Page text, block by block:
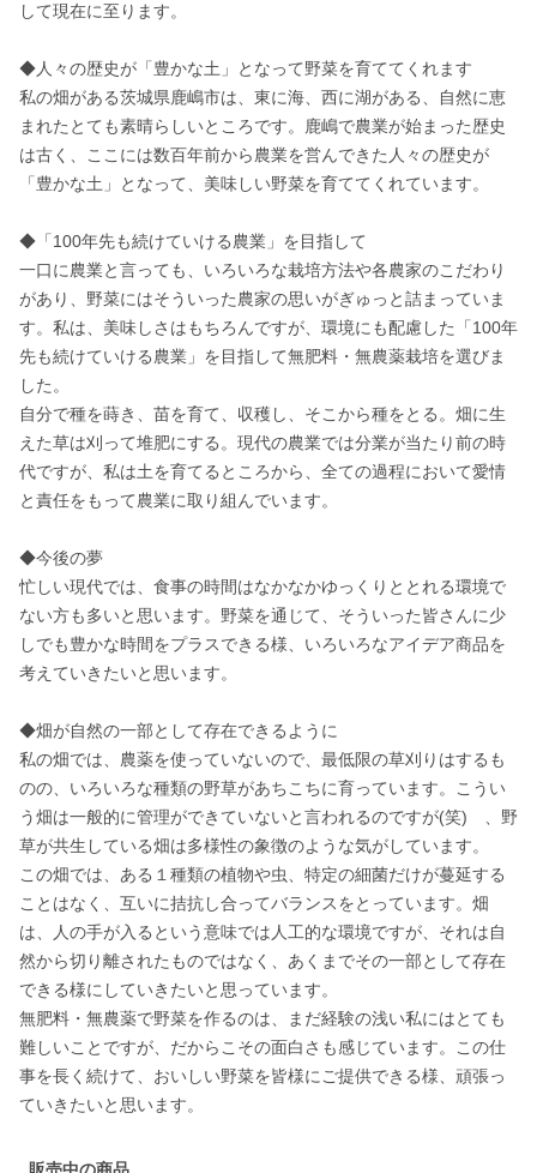
して現在に至ります。
◆人々の歴史が「豊かな土」となって野菜を育ててくれます
私の畑がある茨城県鹿嶋市は、東に海、西に湖がある、自然に恵
まれたとても素晴らしいところです。鹿嶋で農業が始まった歴史
は古く、ここには数百年前から農業を営んできた人々の歴史が
「豊かな土」となって、美味しい野菜を育ててくれています。
◆「100年先も続けていける農業」を目指して
一口に農業と言っても、いろいろな栽培方法や各農家のこだわり
があり、野菜にはそういった農家の思いがぎゅっと詰まっていま
す。私は、美味しさはもちろんですが、環境にも配慮した「100年
先も続けていける農業」を目指して無肥料・無農薬栽培を選びま
した。
自分で種を蒔き、苗を育て、収穫し、そこから種をとる。畑に生
えた草は刈って堆肥にする。現代の農業では分業が当たり前の時
代ですが、私は土を育てるところから、全ての過程において愛情
と責任をもって農業に取り組んでいます。
◆今後の夢
忙しい現代では、食事の時間はなかなかゆっくりととれる環境で
ない方も多いと思います。野菜を通じて、そういった皆さんに少
しでも豊かな時間をプラスできる様、いろいろなアイデア商品を
考えていきたいと思います。
◆畑が自然の一部として存在できるように
私の畑では、農薬を使っていないので、最低限の草刈りはするも
のの、いろいろな種類の野草があちこちに育っています。こうい
う畑は一般的に管理ができていないと言われるのですが(笑)　、野
草が共生している畑は多様性の象徴のような気がしています。
この畑では、ある１種類の植物や虫、特定の細菌だけが蔓延する
ことはなく、互いに拮抗し合ってバランスをとっています。畑
は、人の手が入るという意味では人工的な環境ですが、それは自
然から切り離されたものではなく、あくまでその一部として存在
できる様にしていきたいと思っています。
無肥料・無農薬で野菜を作るのは、まだ経験の浅い私にはとても
難しいことですが、だからこその面白さも感じています。この仕
事を長く続けて、おいしい野菜を皆様にご提供できる様、頑張っ
ていきたいと思います。